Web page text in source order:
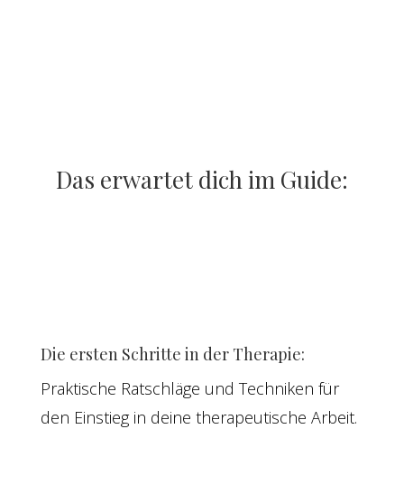
Das erwartet dich im Guide:
Die ersten Schritte in der Therapie:
Praktische Ratschläge und Techniken für
den Einstieg in deine therapeutische Arbeit.